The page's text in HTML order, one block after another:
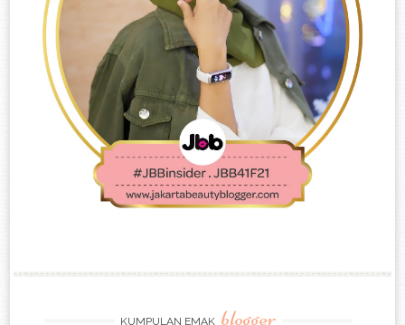
KUMPULAN EMAK blogger